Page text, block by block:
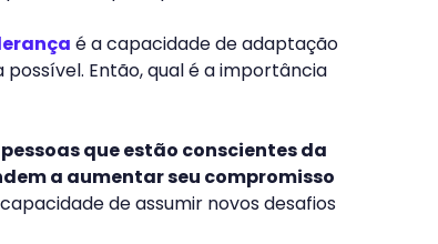
é a capacidade de adaptação
Então, qual é a importância
que estão conscientes da
a aumentar seu compromisso
de assumir novos desafios